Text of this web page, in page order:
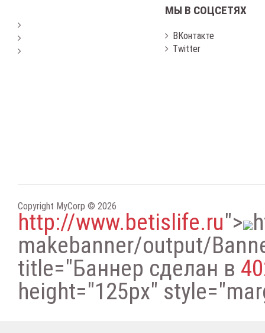
МЫ В СОЦСЕТЯХ
ВКонтакте
Twitter
Copyright MyCorp © 2026
http://www.betislife.ru">
makebanner/output/
title="Баннер сделан в
height="125px"